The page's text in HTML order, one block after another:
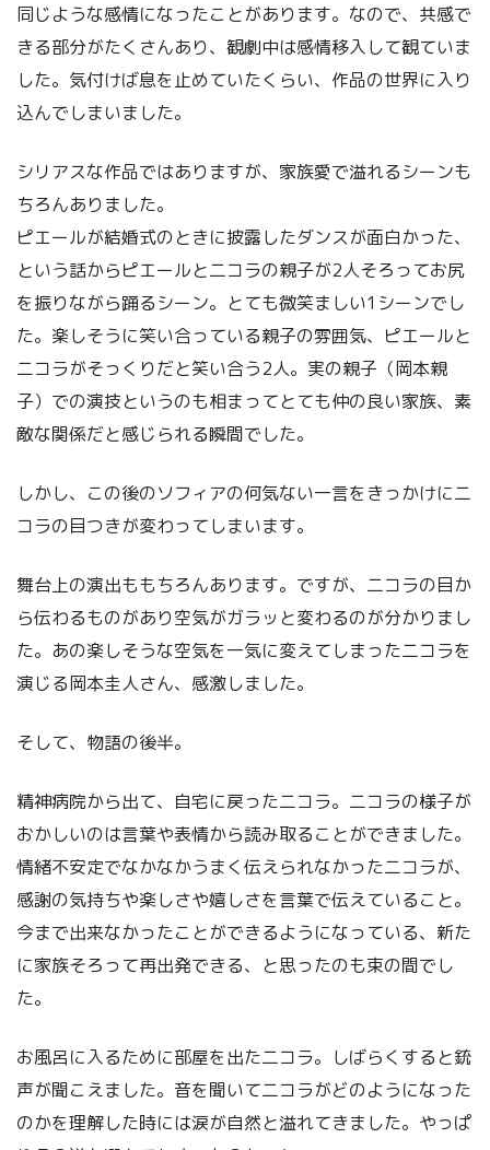
同じような感情になったことがあります。なので、共感で
きる部分がたくさんあり、観劇中は感情移入して観ていま
した。気付けば息を止めていたくらい、作品の世界に入り
込んでしまいました。
シリアスな作品ではありますが、家族愛で溢れるシーンも
ちろんありました。
ピエールが結婚式のときに披露したダンスが面白かった、
という話からピエールと二コラの親子が2人そろってお尻
を振りながら踊るシーン。とても微笑ましい1シーンでし
た。楽しそうに笑い合っている親子の雰囲気、ピエールと
二コラがそっくりだと笑い合う2人。実の親子（岡本親
子）での演技というのも相まってとても仲の良い家族、素
敵な関係だと感じられる瞬間でした。
しかし、この後のソフィアの何気ない一言をきっかけに二
コラの目つきが変わってしまいます。
舞台上の演出ももちろんあります。ですが、二コラの目か
ら伝わるものがあり空気がガラッと変わるのが分かりまし
た。あの楽しそうな空気を一気に変えてしまった二コラを
演じる岡本圭人さん、感激しました。
そして、物語の後半。
精神病院から出て、自宅に戻った二コラ。二コラの様子が
おかしいのは言葉や表情から読み取ることができました。
情緒不安定でなかなかうまく伝えられなかった二コラが、
感謝の気持ちや楽しさや嬉しさを言葉で伝えていること。
今まで出来なかったことができるようになっている、新た
に家族そろって再出発できる、と思ったのも束の間でし
た。
お風呂に入るために部屋を出た二コラ。しばらくすると銃
声が聞こえました。音を聞いて二コラがどのようになった
のかを理解した時には涙が自然と溢れてきました。やっぱ